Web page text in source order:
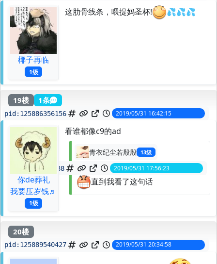
椰子再临
1级
这肋骨线条，喂提妈圣杯! 💦💦💦
19楼 1条
pid: 125886356156 2019/05/31 16:42:15
你de葬礼
我要压岁钱♬
1级
看谁都像c9的ad
青衣纪尘若殷殷 13级
125887415688 2019/05/31 17:56:23
直到我看了这句话
20楼
pid: 125889540427 2019/05/31 20:34:58